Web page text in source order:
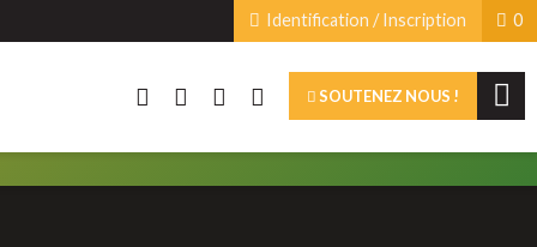
0
Identification / Inscription
SOUTENEZ NOUS !